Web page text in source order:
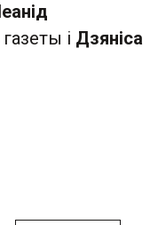
і Дзяніса